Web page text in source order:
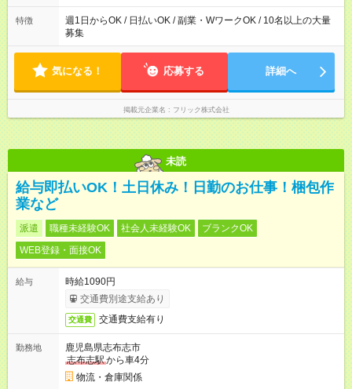
りません。 ※短期の募集は行っておりません。予めご了承くだ
さいませ。
特徴
週1日からOK / 日払いOK / 副業・WワークOK / 10名以上の大量
募集
気になる！ 応募する 詳細へ
掲載元企業名 フリック株式会社
未読
給与即払いOK！土日休み！日勤のお仕事！梱包作
業など
派遣 職種未経験OK 社会人未経験OK
ブランクOK
WEB登録・面接OK
給与
時給1090円
交通費別途支給あり
交通費 交通費支給有り
勤務地
鹿児島県志布志市
志布志駅から車4分
物流・倉庫関係